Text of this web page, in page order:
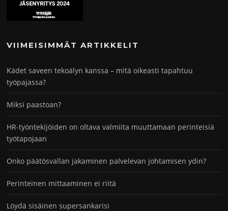
VIIMEISIMMÄT ARTIKKELIT
Kädet saveen tekoälyn kanssa – mitä oikeasti tapahtuu
työpajassa?
Miksi paastoan?
HR-työntekijöiden on oltava valmiita muuttamaan perinteisiä
työtapojaan
Onko päätösvallan jakaminen palvelevan johtamisen ydin?
Perinteinen mittaaminen ei riitä
Löydä sisäinen supersankarisi